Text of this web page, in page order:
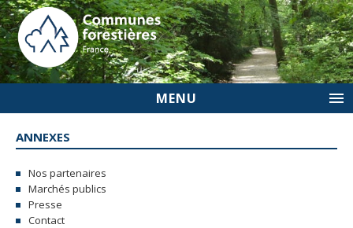
MENU
ANNEXES
Nos partenaires
Marchés publics
Presse
Contact